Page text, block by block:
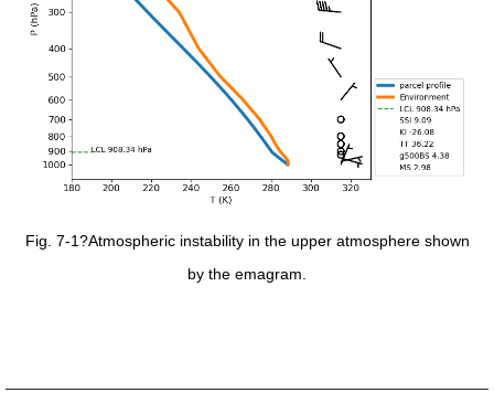
Fig. 7-1?Atmospheric instability in the upper atmosphere shown
by the emagram.